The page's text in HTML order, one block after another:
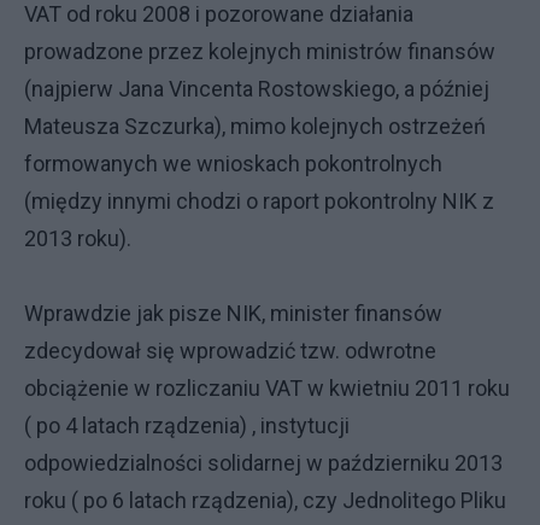
VAT od roku 2008 i pozorowane działania
prowadzone przez kolejnych ministrów finansów
(najpierw Jana Vincenta Rostowskiego, a później
Mateusza Szczurka), mimo kolejnych ostrzeżeń
formowanych we wnioskach pokontrolnych
(między innymi chodzi o raport pokontrolny NIK z
2013 roku).
Wprawdzie jak pisze NIK, minister finansów
zdecydował się wprowadzić tzw. odwrotne
obciążenie w rozliczaniu VAT w kwietniu 2011 roku
( po 4 latach rządzenia) , instytucji
odpowiedzialności solidarnej w październiku 2013
roku ( po 6 latach rządzenia), czy Jednolitego Pliku